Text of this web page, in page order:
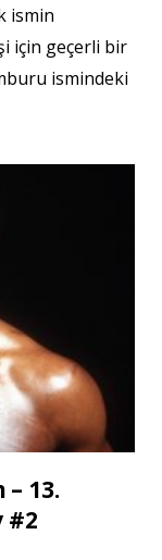
ismin
için geçerli bir
ismindeki
– 13.
#2